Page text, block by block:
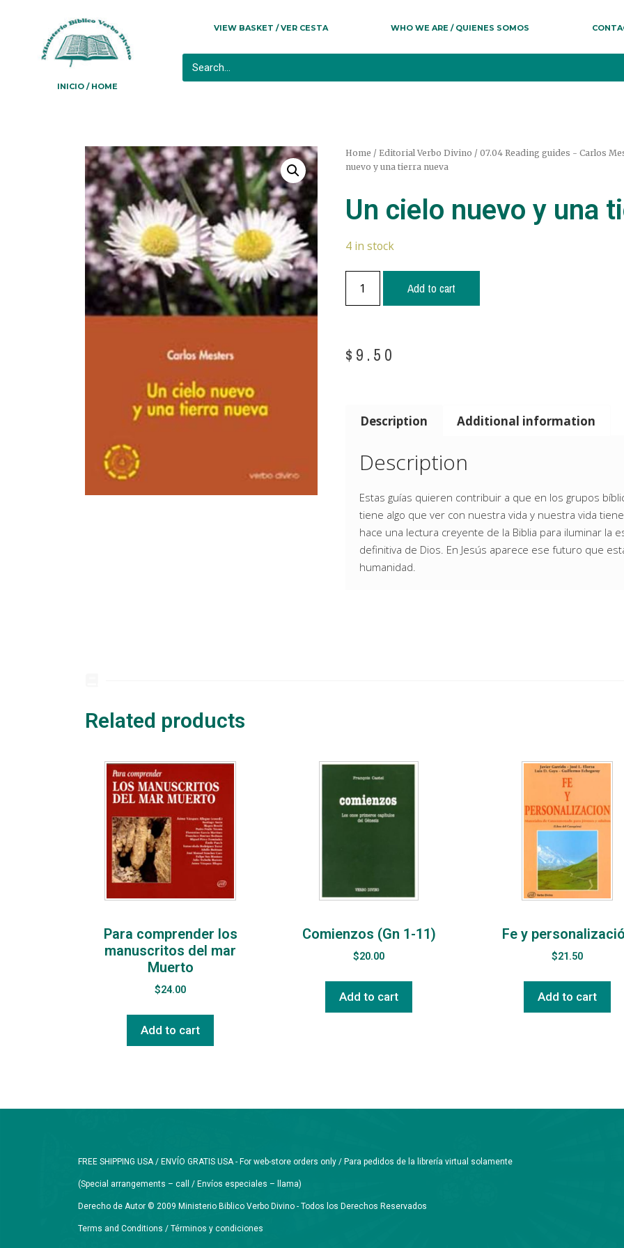
INICIO / HOME
VIEW BASKET / VER CESTA WHO WE ARE / QUIENES SOMOS
Home / Editorial Verbo Divino / 07.04 Reading guides - Carlos
nuevo y una tierra nueva
Un cielo nuevo y una
4 in stock
Add to cart
$ 9.50
Description Additional information
Description
Estas guías quieren contribuir a que en los grupos
tiene algo que ver con nuestra vida y nuestra vida
hace una lectura creyente de la Biblia para iluminar la
definitiva de Dios. En Jesús aparece ese futuro que
humanidad.
Related products
Para comprender los
manuscritos del mar
Muerto
$24.00
Add to cart
Comienzos (Gn 1-11)
$20.00
Add to cart
Fe y
$21.50
Add to cart
FREE SHIPPING USA / ENVÍO GRATIS USA - For web-store orders only / Para pedidos de la librería virtual solamente
(Special arrangements – call / Envíos especiales – llama)
Derecho de Autor © 2009 Ministerio Biblico Verbo Divino - Todos los Derechos Reservados
Terms and Conditions / Términos y condiciones